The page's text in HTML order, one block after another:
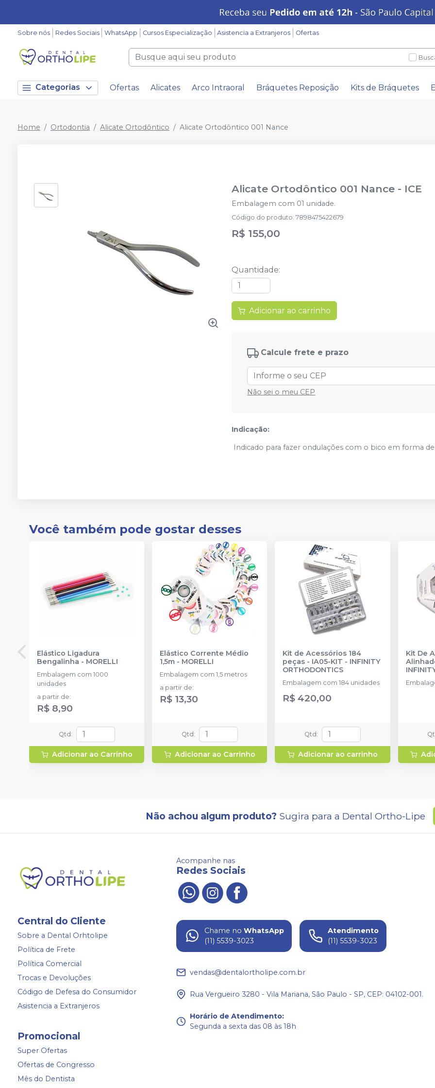
Sobre nós Redes Sociais WhatsApp Cursos Especialização Asistencia a Extranjeros Ofertas
Categorias Ofertas Alicates Arco Intraoral Bráquetes Reposição Kits de Bráquetes
Home Ortodontia Alicate Ortodôntico Alicate Ortodôntico 001 Nance
Alicate Ortodôntico 001 Nance - ICE
Embalagem com 01 unidade.
Código do produto:7898475422679
R$ 155,00
Quantidade:
Adicionar ao carrinho
Calcule frete e prazo
Não sei o meu CEP
Indicação:
Indicado para fazer ondulações com o bico em forma
Você também pode gostar desses
Elástico Ligadura
Bengalinha - MORELLI
Embalagem com 1000
unidades
a partir de:
R$ 8,90
Qtd :
Adicionar ao Carrinho
Elástico Corrente Médio
1,5m - MORELLI
Embalagem com 1,5 metros
a partir de:
R$ 13,30
Qtd :
Adicionar ao Carrinho
Kit de Acessórios 184
peças - IA05-KIT - INFINITY
ORTHODONTICS
Embalagem com 184 unidades
R$ 420,00
Qtd :
Adicionar ao carrinho
Kit De
Não achou algum produto? Sugira para a Dental Ortho-Lipe
Central do Cliente
Sobre a Dental Orhtolipe
Política de Frete
Política Comercial
Trocas e Devoluções
Código de Defesa do Consumidor
Asistencia a Extranjeros
Promocional
Super Ofertas
Ofertas de Congresso
Mês do Dentista
Acompanhe nas
Redes Sociais
Chame no WhatsApp
(11) 5539-3023
Atendimento
(11) 5539-3023
vendas@dentalortholipe.com.br
Rua Vergueiro 3280 - Vila Mariana, São Paulo - SP, CEP: 04102-001.
Horário de Atendimento:
Segunda a sexta das 08 às 18h